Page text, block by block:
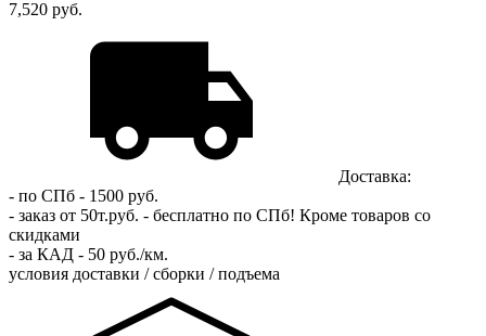
7,520 руб.
Доставка:
- по СПб - 1500 руб.
- заказ от 50т.руб. - бесплатно по СПб! Кроме товаров со
скидками
- за КАД - 50 руб./км.
условия доставки / сборки / подъема